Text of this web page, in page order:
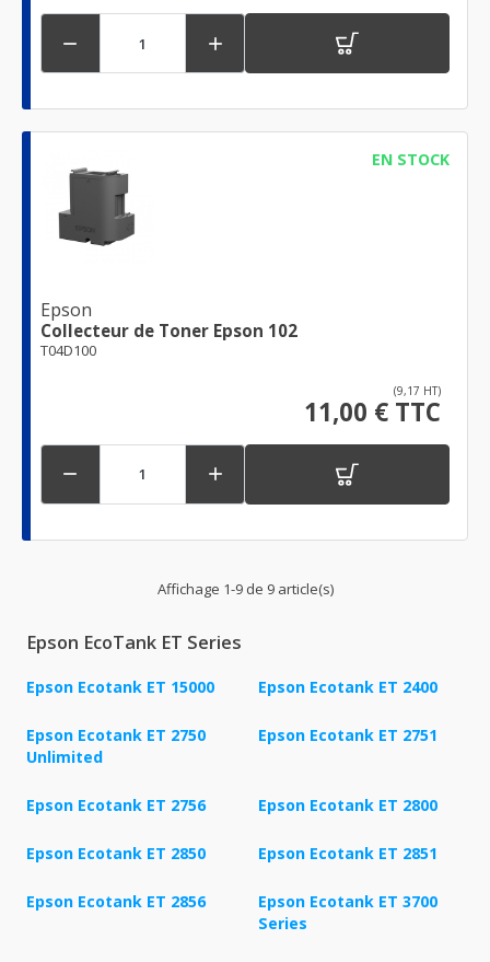
 
EN STOCK
Epson
Collecteur de Toner Epson 102
T04D100
(9,17 HT)
11,00 € TTC
 
Affichage 1-9 de 9 article(s)
Epson EcoTank ET Series
Epson Ecotank ET 15000 Epson Ecotank ET 2400
Epson Ecotank ET 2750
Unlimited
Epson Ecotank ET 2751
Epson Ecotank ET 2756 Epson Ecotank ET 2800
Epson Ecotank ET 2850 Epson Ecotank ET 2851
Epson Ecotank ET 2856
Epson Ecotank ET 3700
Series